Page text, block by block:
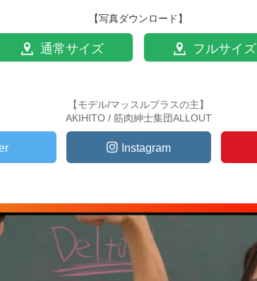
【写真ダウンロード】
通常サイズ フルサイズ
【モデル/マッスルプラスの主】
AKIHITO / 筋肉紳士集団ALLOUT
Instagram